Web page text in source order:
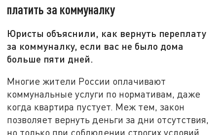
платить за коммуналку
Юристы объяснили, как вернуть переплату
за коммуналку, если вас не было дома
больше пяти дней.
Многие жители России оплачивают
коммунальные услуги по нормативам, даже
когда квартира пустует. Меж тем, закон
позволяет вернуть деньги за дни отсутствия,
но только при соблюдении строгих условий.